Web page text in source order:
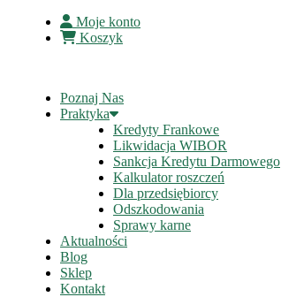
Moje konto
Koszyk
Poznaj Nas
Praktyka
Kredyty Frankowe
Likwidacja WIBOR
Sankcja Kredytu Darmowego
Kalkulator roszczeń
Dla przedsiębiorcy
Odszkodowania
Sprawy karne
Aktualności
Blog
Sklep
Kontakt